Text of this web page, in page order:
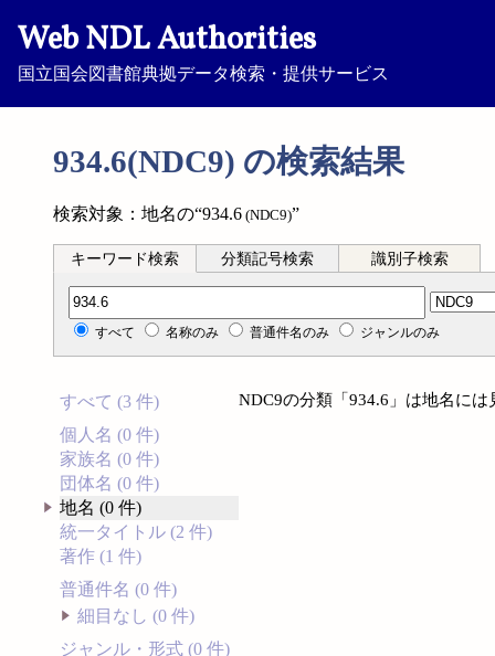
Web NDL Authorities
国立国会図書館典拠データ検索・提供サービス
934.6(NDC9) の検索結果
検索対象：地名の“934.6 (NDC9)”
キーワード検索 分類記号検索 識別子検索
分類記号検索
すべて 名称のみ 普通件名のみ ジャンルのみ
すべて (3 件)
個人名 (0 件)
家族名 (0 件)
団体名 (0 件)
地名 (0 件)
統一タイトル (2 件)
著作 (1 件)
普通件名 (0 件)
細目なし (0 件)
ジャンル・形式 (0 件)
NDC9の分類「934.6」は地名に